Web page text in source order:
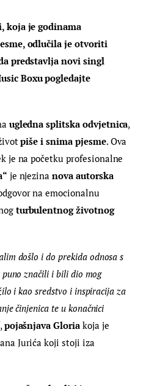
koja je godinama
odlučila je otvoriti
predstavlja novi singl
Boxu pogledajte
ugledna splitska odvjetnica,
piše i snima pjesme. Ova
je na početku profesionalne
je njezina nova autorska
na emocionalnu
turbulentnog životnog
došlo i do prekida odnosa s
značili i bili dio mog
i kao sredstvo i inspiracija za
činjenica te u konačnici
, pojašnjava Gloria koja je
Jurića koji stoji iza